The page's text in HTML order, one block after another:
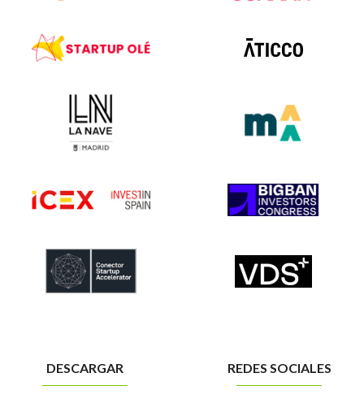
DESCARGAR REDES SOCIALES